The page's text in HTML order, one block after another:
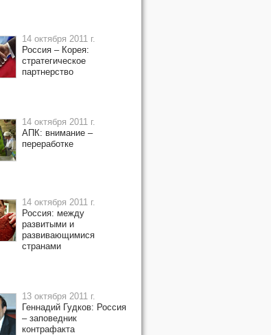
14 октября 2011 г.
Россия – Корея:
стратегическое
партнерство
14 октября 2011 г.
АПК: внимание –
переработке
14 октября 2011 г.
Россия: между
развитыми и
развивающимися
странами
13 октября 2011 г.
Геннадий Гудков: Россия
– заповедник
контрафакта